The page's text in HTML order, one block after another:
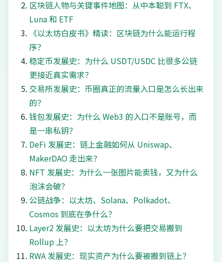
区块链人物与关键事件地图：从中本聪到 FTX、
Luna 和 ETF
《以太坊白皮书》精读：区块链为什么能运行程
序？
稳定币发展史：为什么 USDT/USDC 比很多公链
更接近真实需求？
交易所发展史：币圈真正的流量入口是怎么长出来
的？
钱包发展史：为什么 Web3 的入口不是账号，而
是一串私钥？
DeFi 发展史：链上金融如何从 Uniswap、
MakerDAO 走出来？
NFT 发展史：为什么一张图片能卖钱，又为什么
泡沫会破？
公链战争：以太坊、Solana、Polkadot、
Cosmos 到底在争什么？
Layer2 发展史：以太坊为什么要把交易搬到
Rollup 上？
RWA 发展史：现实资产为什么要被搬到链上？